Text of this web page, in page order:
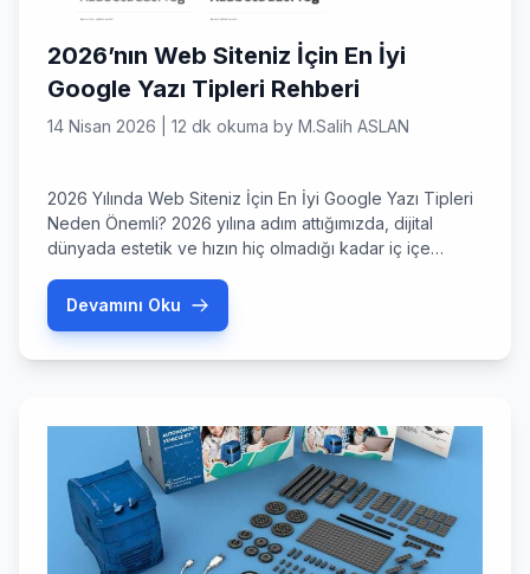
2026’nın Web Siteniz İçin En İyi
Google Yazı Tipleri Rehberi
14 Nisan 2026 12 dk okuma by M.Salih ASLAN
2026 Yılında Web Siteniz İçin En İyi Google Yazı Tipleri
Neden Önemli? 2026 yılına adım attığımızda, dijital
dünyada estetik ve hızın hiç olmadığı kadar iç içe
dijital kimliğini yansıtan en önemli unsurdur ve bu
kimliğin temel taşı kuşkusuz tipografidir. Peki, web
Devamını Oku